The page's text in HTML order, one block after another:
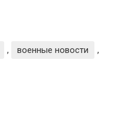
, военные новости
,